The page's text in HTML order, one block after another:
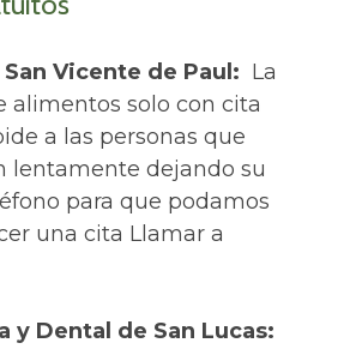
Vicente de Paul: La
alimentos solo con cita
a las personas que
lentamente dejando su
para que podamos
una cita Llamar a
y Dental de San Lucas: